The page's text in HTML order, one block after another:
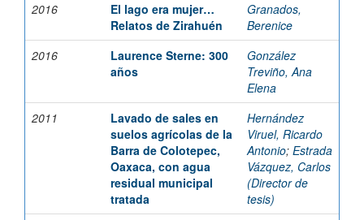
2016
El lago era mujer…
Relatos de Zirahuén
Granados,
Berenice
2016
Laurence Sterne: 300
años
González
Treviño, Ana
Elena
2011
Lavado de sales en
suelos agrícolas de la
Barra de Colotepec,
Oaxaca, con agua
residual municipal
tratada
Hernández
Viruel, Ricardo
Antonio; Estrada
Vázquez, Carlos
(Director de
tesis)